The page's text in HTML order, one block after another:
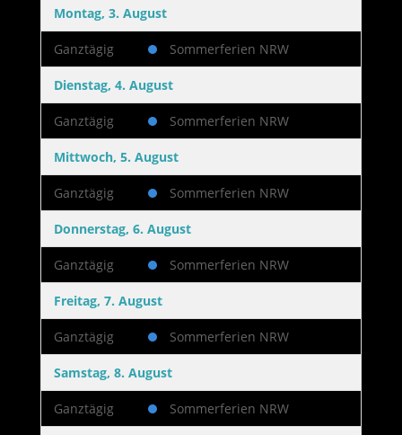
Montag, 3. August
Ganztägig Sommerferien NRW
Dienstag, 4. August
Ganztägig Sommerferien NRW
Mittwoch, 5. August
Ganztägig Sommerferien NRW
Donnerstag, 6. August
Ganztägig Sommerferien NRW
Freitag, 7. August
Ganztägig Sommerferien NRW
Samstag, 8. August
Ganztägig Sommerferien NRW